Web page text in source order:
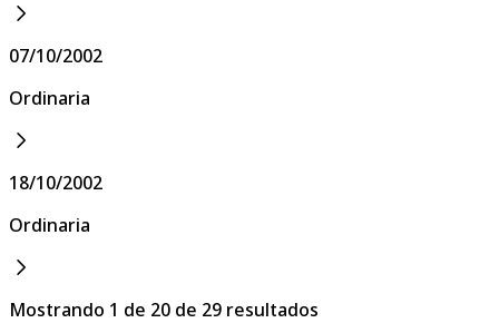
07/10/2002
Ordinaria
18/10/2002
Ordinaria
Mostrando 1 de 20 de 29 resultados